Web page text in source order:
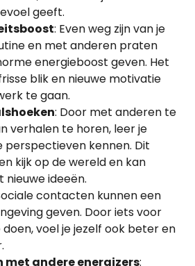
geeft.
: Even weg zijn van je
en met anderen praten
energieboost geven. Het
blik en nieuwe motivatie
te gaan.
: Door met anderen te
verhalen te horen, leer je
perspectieven kennen. Dit
kijk op de wereld en kan
ideeën.
contacten kunnen een
geven. Door iets voor
voel je jezelf ook beter en
met andere energizers: